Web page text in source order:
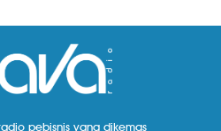
pebisnis yang dikemas